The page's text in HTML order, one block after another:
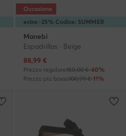
extra -25% Codice: SUMMER
Occasione
Manebi
Espadrillas · Beige
Prezzo attuale
88,99 €
Prezzo regolare150,00 €-40%
Prezzo più basso100,99 €-11%